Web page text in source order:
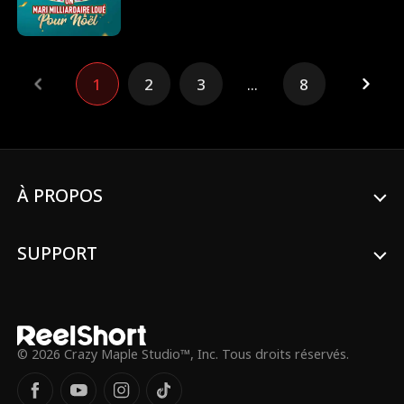
1 2 3 ... 8
À PROPOS
SUPPORT
© 2026 Crazy Maple Studio™, Inc. Tous droits réservés.